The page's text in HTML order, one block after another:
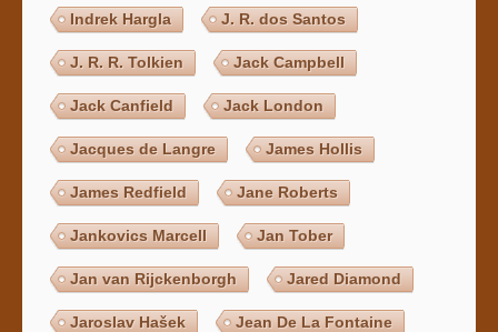
Indrek Hargla J. R. dos Santos
J. R. R. Tolkien Jack Campbell
Jack Canfield Jack London
Jacques de Langre James Hollis
James Redfield Jane Roberts
Jankovics Marcell Jan Tober
Jan van Rijckenborgh Jared Diamond
Jaroslav Hašek Jean De La Fontaine